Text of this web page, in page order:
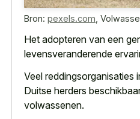
Bron: pexels.com
Het adopteren van een
levensveranderende
Veel reddingsorganisaties
Duitse herders
volwassenen.